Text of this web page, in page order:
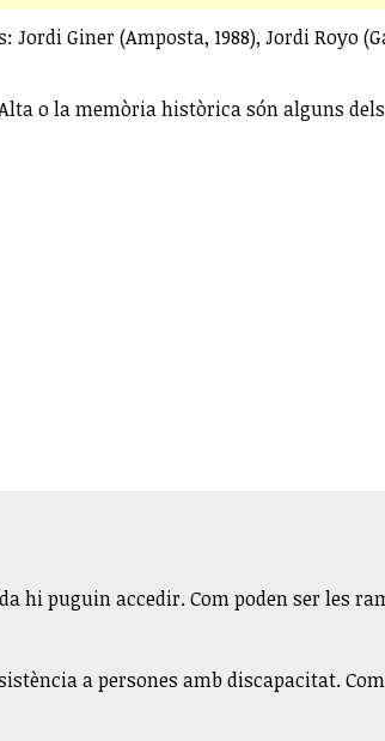
Giner (Amposta, 1988), Jordi Royo
o la memòria històrica són alguns
puguin accedir. Com poden ser les
a persones amb discapacitat. Com